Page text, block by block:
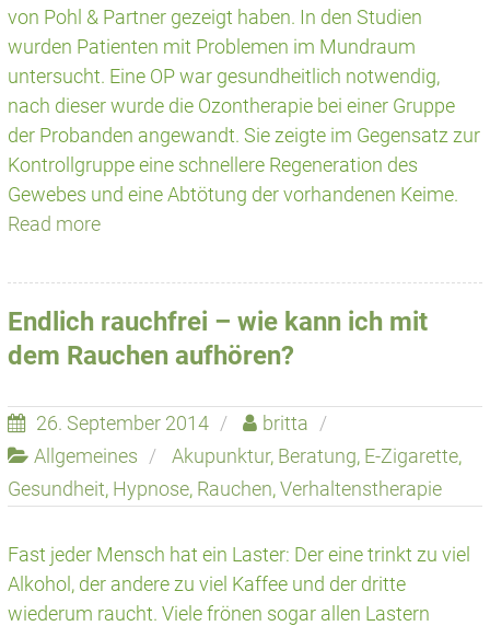
von Pohl & Partner gezeigt haben. In den Studien
wurden Patienten mit Problemen im Mundraum
untersucht. Eine OP war gesundheitlich notwendig,
nach dieser wurde die Ozontherapie bei einer Gruppe
der Probanden angewandt. Sie zeigte im Gegensatz zur
Kontrollgruppe eine schnellere Regeneration des
Gewebes und eine Abtötung der vorhandenen Keime.
Read more
Endlich rauchfrei – wie kann ich mit
dem Rauchen aufhören?
26. September 2014
britta
Allgemeines
Akupunktur, Beratung, E-Zigarette,
Gesundheit, Hypnose, Rauchen,Verhaltenstherapie
Fast jeder Mensch hat ein Laster: Der eine trinkt zu viel
Alkohol, der andere zu viel Kaffee und der dritte
wiederum raucht. Viele frönen sogar allen Lastern